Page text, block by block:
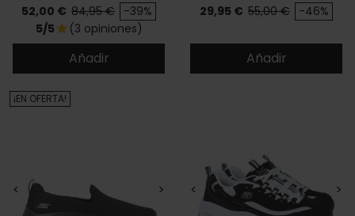
Precio
52,00 € Precio base
84,95 € -39%
5/5star (3 opiniones)
Añadir
Precio
29,95 € Precio base
55,00 € -46%
Añadir
< >
¡EN OFERTA!
< >